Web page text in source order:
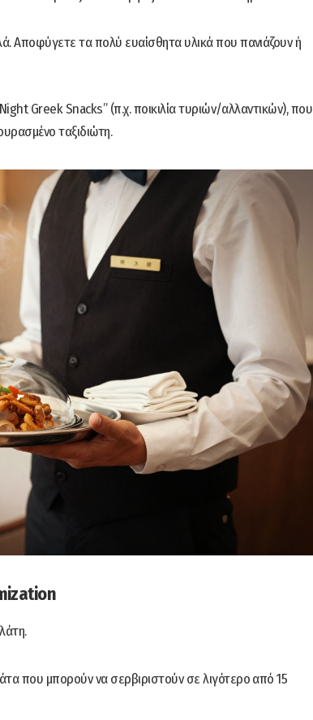
Αποφύγετε τα πολύ ευαίσθητα υλικά που πανιάζουν ή
Greek Snacks” (π.χ. ποικιλία τυριών/αλλαντικών), που
ταξιδιώτη.
που μπορούν να σερβιριστούν σε λιγότερο από 15